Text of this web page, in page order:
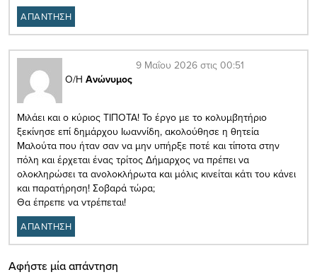
ΑΠΑΝΤΗΣΗ
Ο/Η Ανώνυμος
9 Μαΐου 2026 στις 00:51
Μιλάει και ο κύριος ΤΙΠΟΤΑ! Το έργο με το κολυμβητήριο
ξεκίνησε επί δημάρχου Ιωαννίδη, ακολούθησε η θητεία
Μαλούτα που ήταν σαν να μην υπήρξε ποτέ και τίποτα στην
πόλη και έρχεται ένας τρίτος Δήμαρχος να πρέπει να
ολοκληρώσει τα ανολοκλήρωτα και μόλις κινείται κάτι του κάνει
και παρατήρηση! Σοβαρά τώρα;
Θα έπρεπε να ντρέπεται!
ΑΠΑΝΤΗΣΗ
Αφήστε μία απάντηση